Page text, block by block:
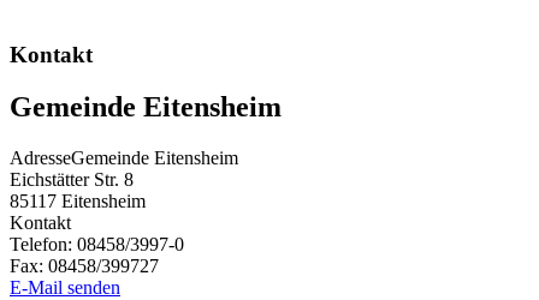
Kontakt
Gemeinde Eitensheim
AdresseGemeinde Eitensheim
Eichstätter Str. 8
85117 Eitensheim
Kontakt
Telefon: 08458/3997-0
Fax: 08458/399727
E-Mail senden